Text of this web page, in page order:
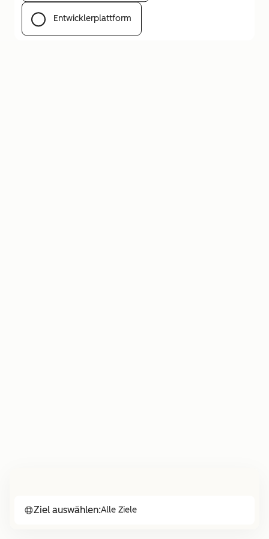
Menü öffnen
Ziel auswählen:Alle Ziele
Entwicklerplattform